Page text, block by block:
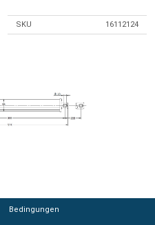
SKU 16112124
Bedingungen
Bedingungen